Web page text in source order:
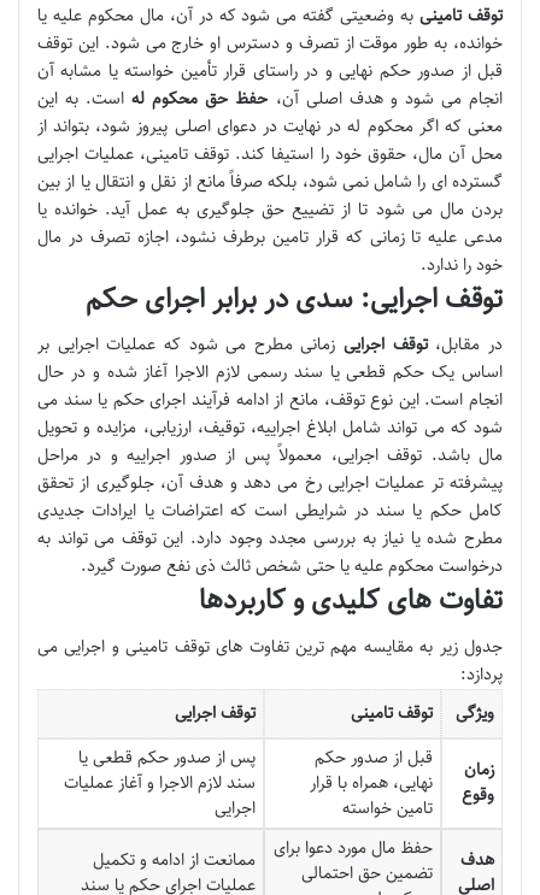
توقف تامینیبه وضعیتی گفته می شود که در آن، مال محکوم علیه یا
خوانده، به طور موقت از تصرف و دسترس او خارج می شود. این توقف
قبل از صدور حکم نهایی و در راستای قرار تأمین خواسته یا مشابه آن
انجام می شود و هدف اصلی آن،حفظ حق محکوم لهاست. به این
معنی که اگر محکوم له در نهایت در دعوای اصلی پیروز شود، بتواند از
محل آن مال، حقوق خود را استیفا کند. توقف تامینی، عملیات اجرایی
گسترده ای را شامل نمی شود، بلکه صرفاً مانع از نقل و انتقال یا از بین
بردن مال می شود تا از تضییع حق جلوگیری به عمل آید. خوانده یا
مدعی علیه تا زمانی که قرار تامین برطرف نشود، اجازه تصرف در مال
خود را ندارد.
توقف اجرایی: سدی در برابر اجرای حکم
در مقابل،توقف اجراییزمانی مطرح می شود که عملیات اجرایی بر
اساس یک حکم قطعی یا سند رسمی لازم الاجرا آغاز شده و در حال
انجام است. این نوع توقف، مانع از ادامه فرآیند اجرای حکم یا سند می
شود که می تواند شامل ابلاغ اجراییه، توقیف، ارزیابی، مزایده و تحویل
مال باشد. توقف اجرایی، معمولاً پس از صدور اجراییه و در مراحل
پیشرفته تر عملیات اجرایی رخ می دهد و هدف آن، جلوگیری از تحقق
کامل حکم یا سند در شرایطی است که اعتراضات یا ایرادات جدیدی
مطرح شده یا نیاز به بررسی مجدد وجود دارد. این توقف می تواند به
درخواست محکوم علیه یا حتی شخص ثالث ذی نفع صورت گیرد.
تفاوت های کلیدی و کاربردها
جدول زیر به مقایسه مهم ترین تفاوت های توقف تامینی و اجرایی می
پردازد:
ویژگی
توقف تامینی توقف اجرایی
زمان
وقوع
قبل از صدور حکم
نهایی، همراه با قرار
تامین خواسته
پس از صدور حکم قطعی یا
سند لازم الاجرا و آغاز عملیات
اجرایی
هدف
اصلی
حفظ مال مورد دعوا برای
تضمین حق احتمالی
ممانعت از ادامه و تکمیل
عملیات اجرای حکم یا سند